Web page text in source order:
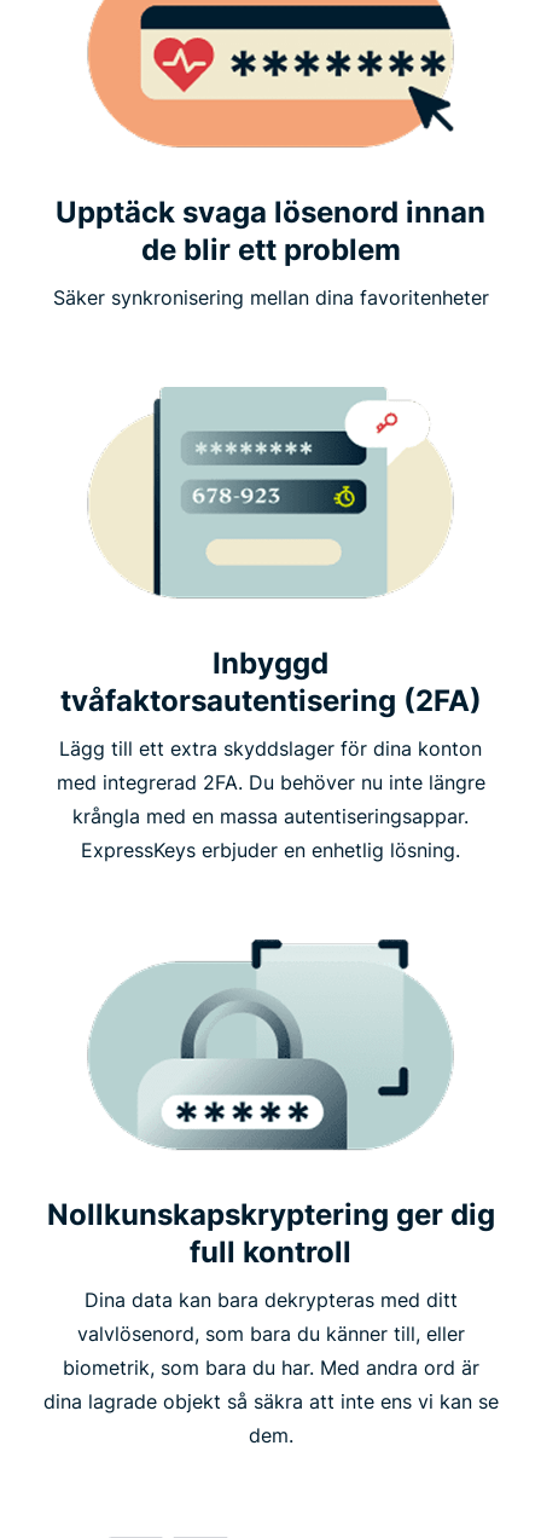
Upptäck svaga lösenord innan
de blir ett problem
Säker synkronisering mellan dina favoritenheter
Inbyggd
tvåfaktorsautentisering (2FA)
Lägg till ett extra skyddslager för dina konton
med integrerad 2FA. Du behöver nu inte längre
krångla med en massa autentiseringsappar.
ExpressKeys erbjuder en enhetlig lösning.
Nollkunskapskryptering ger dig
full kontroll
Dina data kan bara dekrypteras med ditt
valvlösenord, som bara du känner till, eller
biometrik, som bara du har. Med andra ord är
dina lagrade objekt så säkra att inte ens vi kan se
dem.